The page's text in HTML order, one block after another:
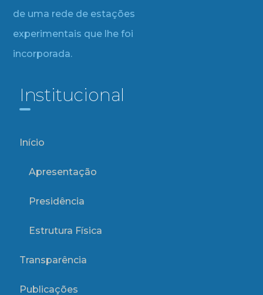
de uma rede de estações
experimentais que lhe foi
incorporada.
Institucional
Início
Apresentação
Presidência
Estrutura Física
Transparência
Publicações